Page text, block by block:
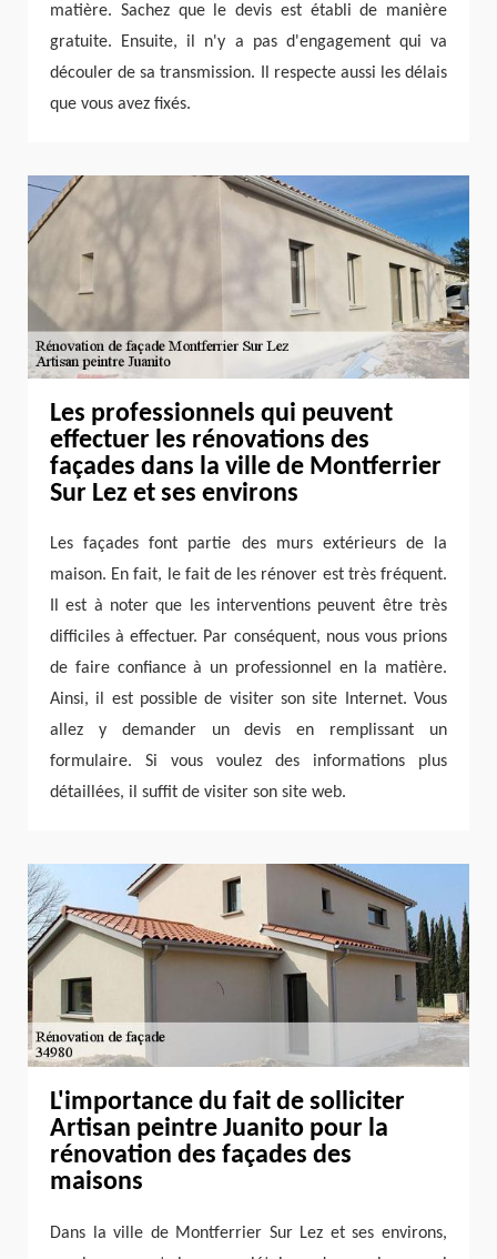
matière. Sachez que le devis est établi de manière
gratuite. Ensuite, il n'y a pas d'engagement qui va
découler de sa transmission. Il respecte aussi les délais
que vous avez fixés.
Les professionnels qui peuvent
effectuer les rénovations des
façades dans la ville de Montferrier
Sur Lez et ses environs
Les façades font partie des murs extérieurs de la
maison. En fait, le fait de les rénover est très fréquent.
Il est à noter que les interventions peuvent être très
difficiles à effectuer. Par conséquent, nous vous prions
de faire confiance à un professionnel en la matière.
Ainsi, il est possible de visiter son site Internet. Vous
allez y demander un devis en remplissant un
formulaire. Si vous voulez des informations plus
détaillées, il suffit de visiter son site web.
L'importance du fait de solliciter
Artisan peintre Juanito pour la
rénovation des façades des
maisons
Dans la ville de Montferrier Sur Lez et ses environs,